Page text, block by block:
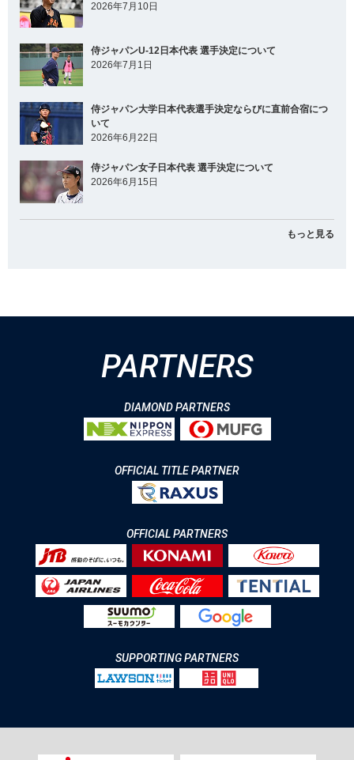
2026年7月10日
侍ジャパンU-12日本代表 選手決定について
2026年7月1日
侍ジャパン大学日本代表選手決定ならびに直前合宿につ
いて
2026年6月22日
侍ジャパン女子日本代表 選手決定について
2026年6月15日
もっと見る
PARTNERS
DIAMOND PARTNERS
OFFICIAL TITLE PARTNER
OFFICIAL PARTNERS
SUPPORTING PARTNERS